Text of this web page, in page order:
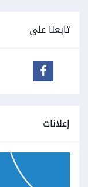
تابعنا على
إعلانات